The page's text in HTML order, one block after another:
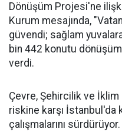
Dönüşüm Projesi'ne
Kurum mesajında,
güvendi; sağlam
bin 442 konutu
verdi.
Çevre, Şehircilik ve İklim
riskine karşı İstanbul'da
çalışmalarını